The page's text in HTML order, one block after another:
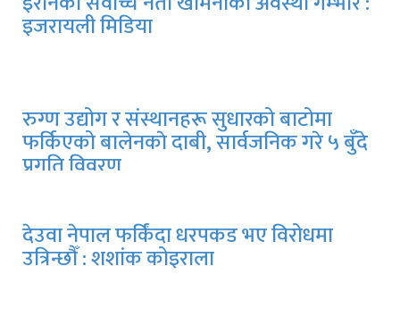
इजरायली मिडिया
रुग्ण उद्योग र संस्थानहरू सुधारको बाटोमा
फर्किएको बालेनकाे दाबी, सार्वजनिक गरे ५ बुँदे
प्रगति विवरण
देउवा नेपाल फर्किंदा धरपकड भए विरोधमा
उत्रिन्छौँ : शशांक कोइराला